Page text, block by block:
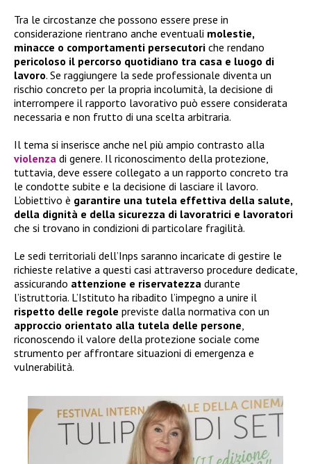
Tra le circostanze che possono essere prese in
considerazione rientrano anche eventuali molestie,
minacce o comportamenti persecutori che rendano
pericoloso il percorso quotidiano tra casa e luogo di
lavoro. Se raggiungere la sede professionale diventa un
rischio concreto per la propria incolumità, la decisione di
interrompere il rapporto lavorativo può essere considerata
necessaria e non frutto di una scelta arbitraria.
Il tema si inserisce anche nel più ampio contrasto alla
violenza di genere. Il riconoscimento della protezione,
tuttavia, deve essere collegato a un rapporto concreto tra
le condotte subite e la decisione di lasciare il lavoro.
L’obiettivo è garantire una tutela effettiva della salute,
della dignità e della sicurezza di lavoratrici e lavoratori
che si trovano in condizioni di particolare fragilità.
Le sedi territoriali dell’Inps saranno incaricate di gestire le
richieste relative a questi casi attraverso procedure dedicate,
assicurando attenzione e riservatezza durante
l’istruttoria. L’Istituto ha ribadito l’impegno a unire il
rispetto delle regole previste dalla normativa con un
approccio orientato alla tutela delle persone,
riconoscendo il valore della protezione sociale come
strumento per affrontare situazioni di emergenza e
vulnerabilità.